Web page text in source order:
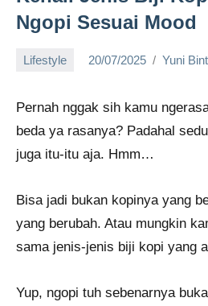
Ngopi Sesuai Mood
Lifestyle 20/07/2025 Yuni
Pernah nggak sih kamu
beda ya rasanya? Padahal
juga itu-itu aja. Hmm…
Bisa jadi bukan kopinya yang
yang berubah. Atau mungkin
sama jenis-jenis biji kopi yang
Yup, ngopi tuh sebenarnya